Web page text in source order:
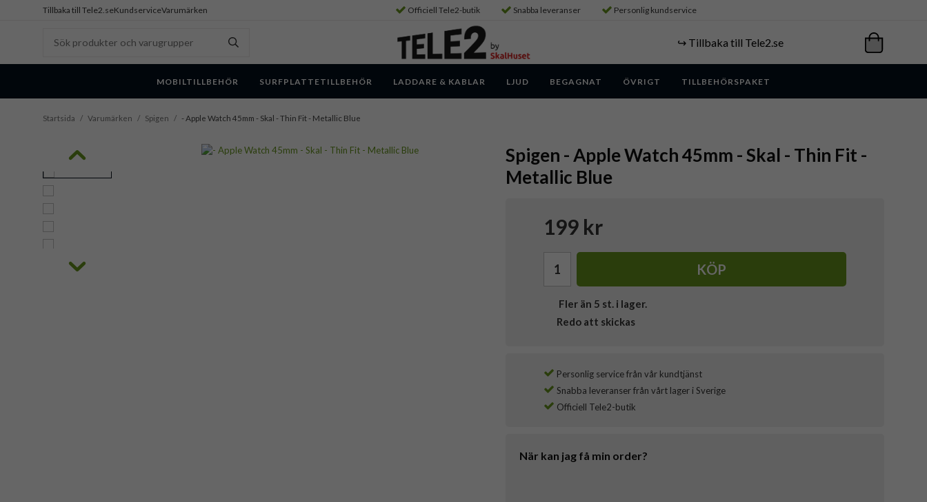
Tillbaka till Tele2.seKundserviceVarumärken Officiell Tele2-butik Snabba leveranser Personlig kundservice
↪️ Tillbaka till Tele2.se
MOBILTILLBEHÖR SURFPLATTETILLBEHÖR LADDARE & KABLAR LJUD BEGAGNAT ÖVRIGT TILLBEHÖRSPAKET
Startsida / Varumärken / Spigen / - Apple Watch 45mm - Skal - Thin Fit - Metallic Blue
Spigen - Apple Watch 45mm - Skal - Thin Fit -
Metallic Blue
199 kr
KÖP
Fler än 5 st. i lager.
Redo att skickas
Personlig service från vår kundtjänst
Snabba leveranser från vårt lager i Sverige
Officiell Tele2-butik
När kan jag få min order?